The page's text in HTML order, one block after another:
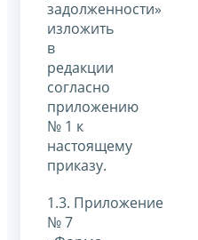
задолженности»
изложить
в
редакции
согласно
приложению
№ 1 к
настоящему
приказу.
1.3. Приложение
№ 7